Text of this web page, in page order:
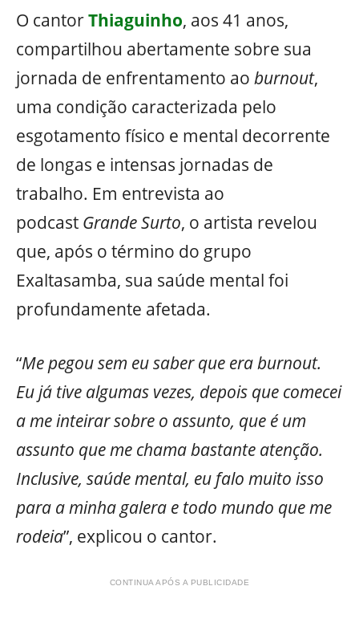
O cantorThiaguinho, aos 41 anos,
compartilhou abertamente sobre sua
jornada de enfrentamento ao burnout,
uma condição caracterizada pelo
esgotamento físico e mental decorrente
de longas e intensas jornadas de
trabalho. Em entrevista ao
podcast Grande Surto, o artista revelou
que, após o término do grupo
Exaltasamba, sua saúde mental foi
profundamente afetada.
“Me pegou sem eu saber que era burnout.
Eu já tive algumas vezes, depois que comecei
a me inteirar sobre o assunto, que é um
assunto que me chama bastante atenção.
Inclusive, saúde mental, eu falo muito isso
para a minha galera e todo mundo que me
rodeia”, explicou o cantor.
CONTINUA APÓS A PUBLICIDADE